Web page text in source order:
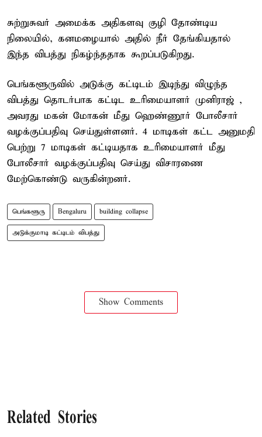
சுற்றுசுவர் அமைக்க அதிகளவு குழி தோண்டிய
நிலையில், கனமழையால் அதில் நீர் தேங்கியதால்
இந்த விபத்து நிகழ்ந்ததாக கூறப்படுகிறது.
பெங்களூருவில் அடுக்கு கட்டிடம் இடிந்து விழுந்த
விபத்து தொடர்பாக கட்டிட உரிமையாளர் முனிராஜ் ,
அவரது மகன் மோகன் மீது ஹெண்ணூர் போலீசார்
வழக்குப்பதிவு செய்துள்ளனர். 4 மாடிகள் கட்ட அனுமதி
பெற்று 7 மாடிகள் கட்டியதாக உரிமையாளர் மீது
போலீசார் வழக்குப்பதிவு செய்து விசாரணை
மேற்கொண்டு வருகின்றனர்.
பெங்களூரு Bengaluru building collapse
அடுக்குமாடி கட்டிடம் விபத்து
Show Comments
Related Stories